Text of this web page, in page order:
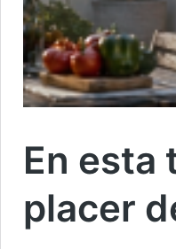
En esta
placer